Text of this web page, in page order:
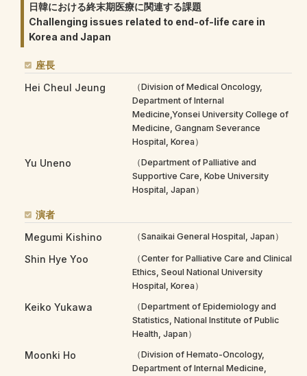
日韓における終末期医療に関連する課題
Challenging issues related to end-of-life care in
Korea and Japan
座長
Hei Cheul Jeung
（Division of Medical Oncology,
Department of Internal
Medicine,Yonsei University College of
Medicine, Gangnam Severance
Hospital, Korea）
Yu Uneno
（Department of Palliative and
Supportive Care, Kobe University
Hospital, Japan）
演者
Megumi Kishino
（Sanaikai General Hospital, Japan）
Shin Hye Yoo
（Center for Palliative Care and Clinical
Ethics, Seoul National University
Hospital, Korea）
Keiko Yukawa
（Department of Epidemiology and
Statistics, National Institute of Public
Health, Japan）
Moonki Ho
（Division of Hemato-Oncology,
Department of Internal Medicine,